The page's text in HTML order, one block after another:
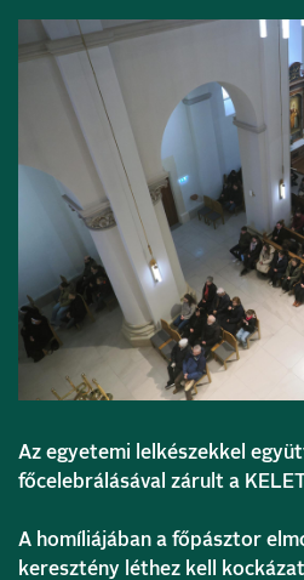
Az egyetemi lelkészekkel
főcelebrálásával zárult a
A homíliájában a főpásztor
keresztény léthez kell